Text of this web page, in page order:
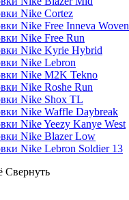
Nike Cortez
Nike Free Inneva Woven
Nike Free Run
Nike Kyrie Hybrid
Nike Lebron
Nike M2K Tekno
Nike Roshe Run
Nike Shox TL
Nike Waffle Daybreak
Nike Yeezy Kanye West
Nike Blazer Low
Nike Lebron Soldier 13
Свернуть